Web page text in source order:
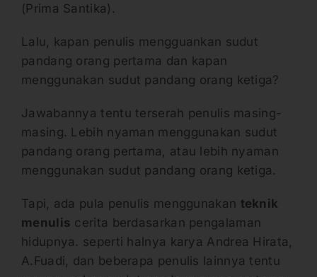
(Prima Santika).
Lalu, kapan penulis mengguankan sudut
pandang orang pertama dan kapan
menggunakan sudut pandang orang ketiga?
Jawabannya tentu terserah penulis masing-
masing. Lebih nyaman menggunakan sudut
pandang orang pertama, atau lebih nyaman
menggunakan sudut pandang orang ketiga.
Tapi, ada pula penulis menggunakan teknik
menulis cerita berdasarkan pengalaman
hidupnya. seperti halnya karya Andrea Hirata,
A.Fuadi, dan beberapa penulis lainnya tentu